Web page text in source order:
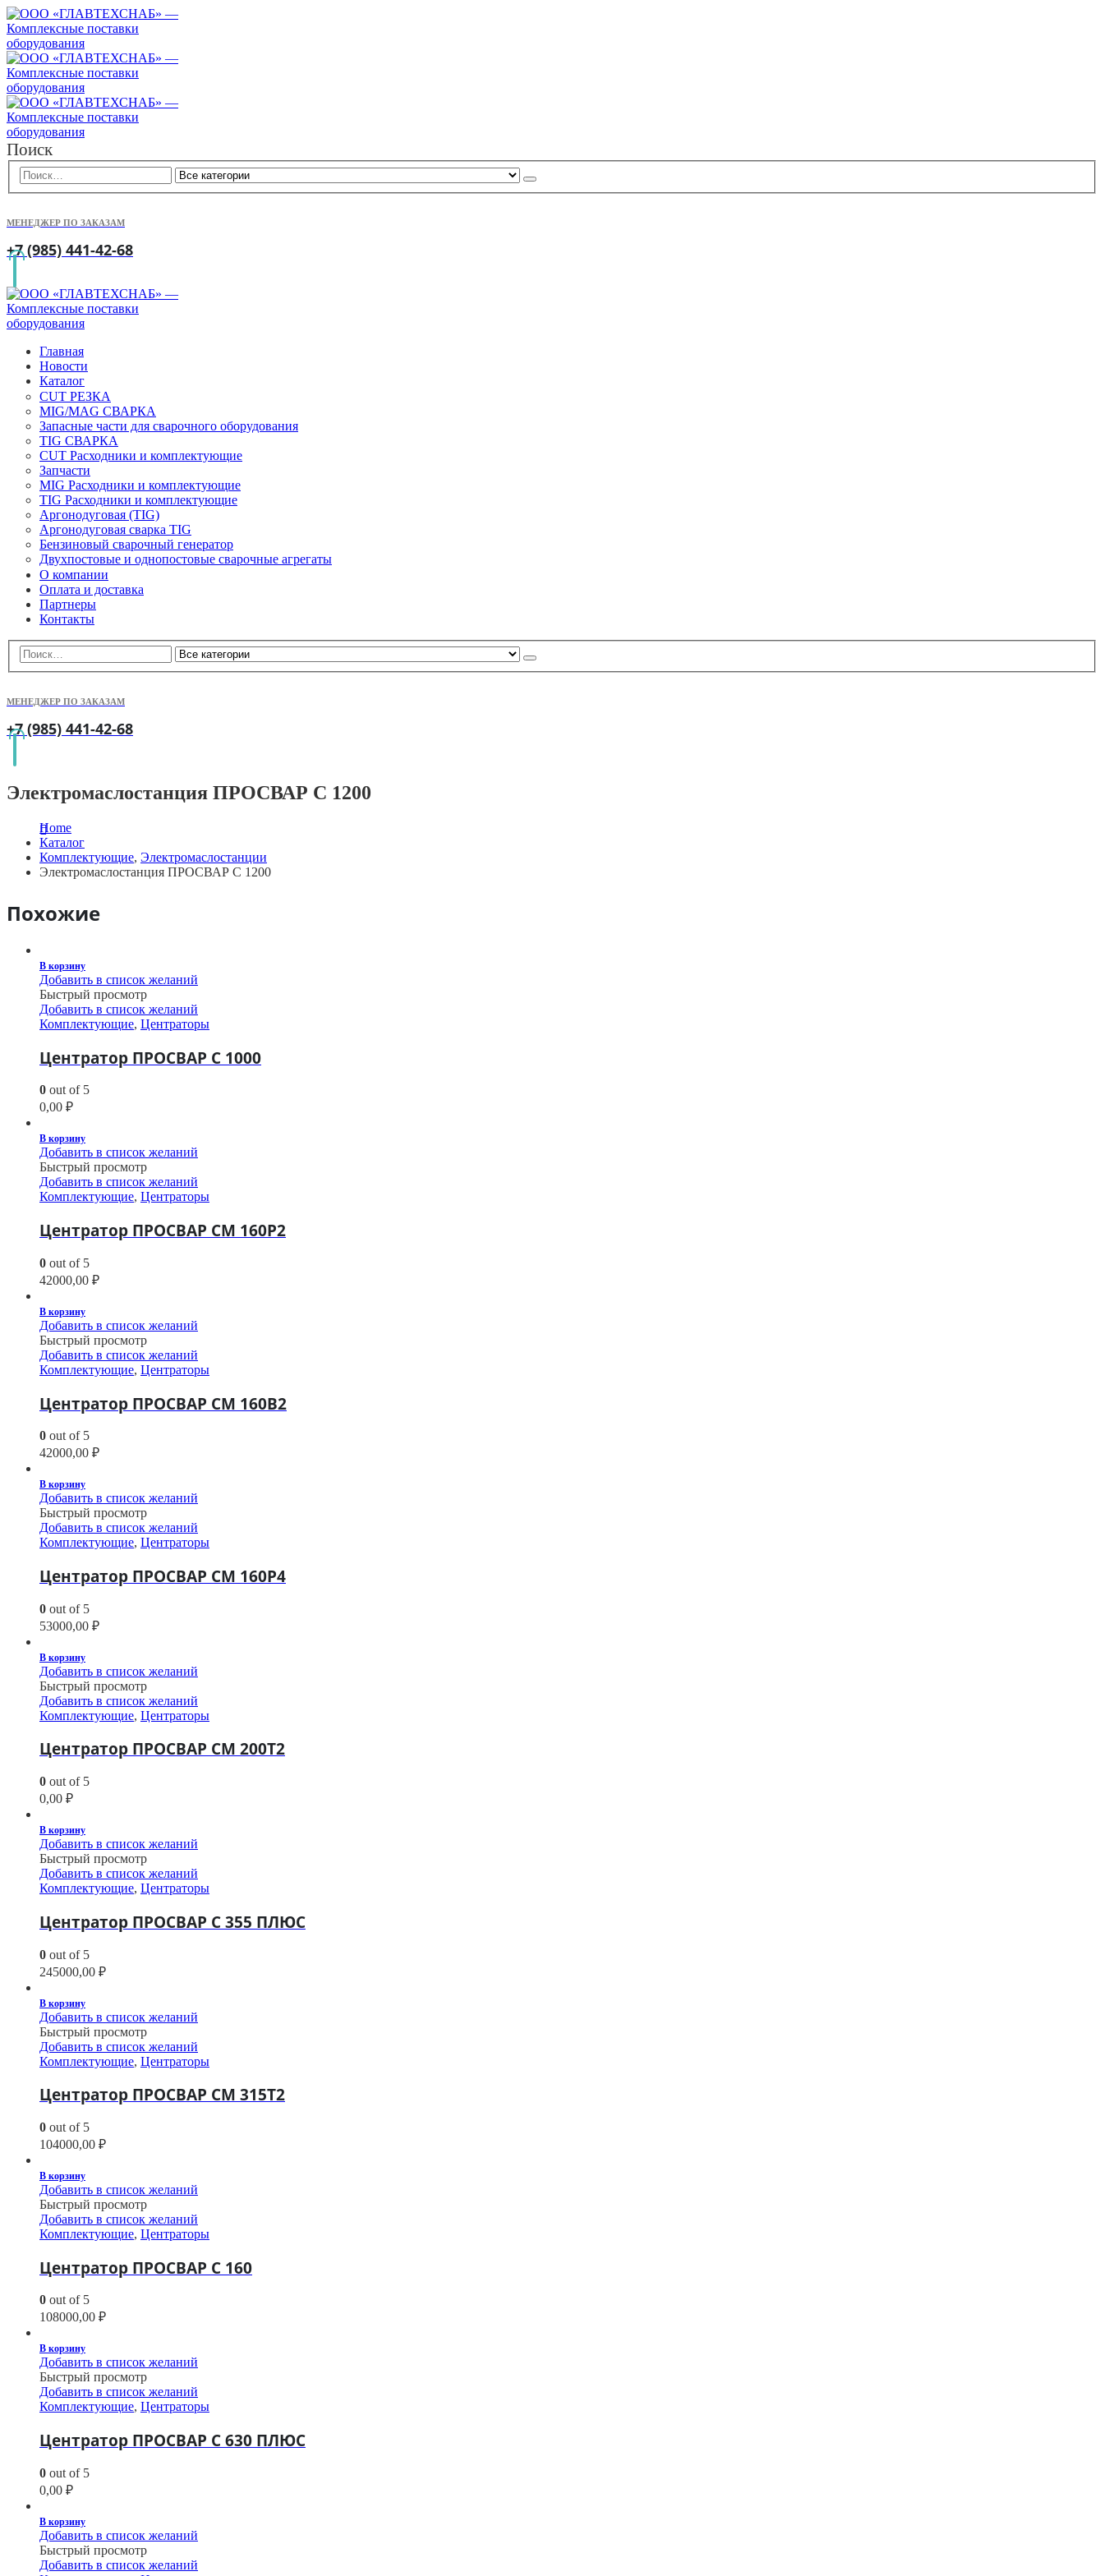
Поиск
МЕНЕДЖЕР ПО ЗАКАЗАМ
+7 (985) 441-42-68
Главная
Новости
Каталог
CUT РЕЗКА
MIG/MAG СВАРКА
Запасные части для сварочного оборудования
TIG СВАРКА
CUT Расходники и комплектующие
Запчасти
MIG Расходники и комплектующие
TIG Расходники и комплектующие
Аргонодуговая (TIG)
Аргонодуговая сварка TIG
Бензиновый сварочный генератор
Двухпостовые и однопостовые сварочные агрегаты
О компании
Оплата и доставка
Партнеры
Контакты
МЕНЕДЖЕР ПО ЗАКАЗАМ
+7 (985) 441-42-68
Электромаслостанция ПРОСВАР С 1200
Home
Каталог
Комплектующие, Электромаслостанции
Электромаслостанция ПРОСВАР С 1200
Похожие
В корзину
Добавить в список желаний
Быстрый просмотр
Добавить в список желаний
Комплектующие, Центраторы
Центратор ПРОСВАР С 1000
0 out of 5
0,00 ₽
В корзину
Добавить в список желаний
Быстрый просмотр
Добавить в список желаний
Комплектующие, Центраторы
Центратор ПРОСВАР СМ 160Р2
0 out of 5
42000,00 ₽
В корзину
Добавить в список желаний
Быстрый просмотр
Добавить в список желаний
Комплектующие, Центраторы
Центратор ПРОСВАР СМ 160В2
0 out of 5
42000,00 ₽
В корзину
Добавить в список желаний
Быстрый просмотр
Добавить в список желаний
Комплектующие, Центраторы
Центратор ПРОСВАР СМ 160Р4
0 out of 5
53000,00 ₽
В корзину
Добавить в список желаний
Быстрый просмотр
Добавить в список желаний
Комплектующие, Центраторы
Центратор ПРОСВАР СМ 200Т2
0 out of 5
0,00 ₽
В корзину
Добавить в список желаний
Быстрый просмотр
Добавить в список желаний
Комплектующие, Центраторы
Центратор ПРОСВАР С 355 ПЛЮС
0 out of 5
245000,00 ₽
В корзину
Добавить в список желаний
Быстрый просмотр
Добавить в список желаний
Комплектующие, Центраторы
Центратор ПРОСВАР СМ 315Т2
0 out of 5
104000,00 ₽
В корзину
Добавить в список желаний
Быстрый просмотр
Добавить в список желаний
Комплектующие, Центраторы
Центратор ПРОСВАР С 160
0 out of 5
108000,00 ₽
В корзину
Добавить в список желаний
Быстрый просмотр
Добавить в список желаний
Комплектующие, Центраторы
Центратор ПРОСВАР С 630 ПЛЮС
0 out of 5
0,00 ₽
В корзину
Добавить в список желаний
Быстрый просмотр
Добавить в список желаний